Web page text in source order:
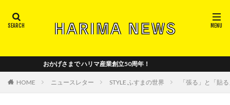
おかげさまで ハリマ産業創立50周年！
HOME ニュースレター STYLE ふすまの世界 「張る」と「貼
注目ワードから記事を探す
2018年_創刊号
2019_vol.5
2019_vol.6
2019_vol.7
2019_vol.8
2020_vol.10